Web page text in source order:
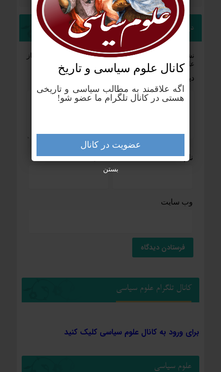
دیدگاهتان را بنویسید
نشانی ایمیل شما منتشر نخواهد شد. بخش‌های موردنیاز
علامت‌گذاری شده‌اند
دیدگاه
نام* ایمیل*
وب‌ سایت
کانال تلگرام علوم سیاسی
برای ورود به کانال علوم سیاسی کلیک کنید
علوم سیاسی
کانال علوم‌ سیاسی و تاریخ
اگه علاقمند به مطالب سیاسی و تاریخی
هستی در کانال تلگرام ما عضو شو!
عضویت در کانال
بستن